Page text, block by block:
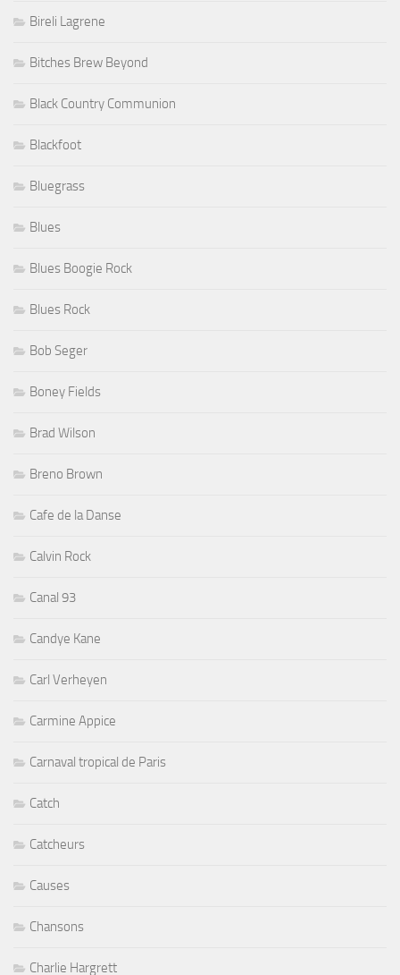
Bireli Lagrene
Bitches Brew Beyond
Black Country Communion
Blackfoot
Bluegrass
Blues
Blues Boogie Rock
Blues Rock
Bob Seger
Boney Fields
Brad Wilson
Breno Brown
Cafe de la Danse
Calvin Rock
Canal 93
Candye Kane
Carl Verheyen
Carmine Appice
Carnaval tropical de Paris
Catch
Catcheurs
Causes
Chansons
Charlie Hargrett